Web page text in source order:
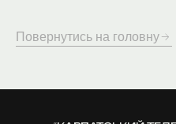
Повернутись на головну